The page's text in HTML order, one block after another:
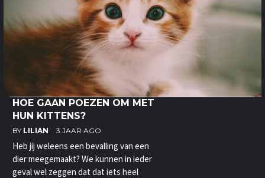
HOE GAAN POEZEN OM MET
HUN KITTENS?
BY LILIAN 3 JAAR AGO
Heb jij weleens een bevalling van een
dier meegemaakt? We kunnen in ieder
geval wel zeggen dat dat iets heel